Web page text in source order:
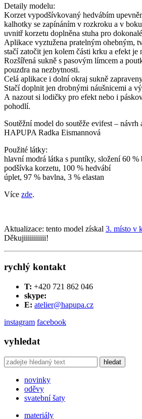
Detaily modelu:
Korzet vypodšívkovaný hedvábím
kalhotky se zapínáním v rozkroku a v
uvnitř korzetu doplněna stuha pro
Aplikace vyztužena pratelným ohebným,
stačí zatočit jen kolem části krku a efekt je
Rozšířená sukně s pasovým límcem a
pouzdra na nezbytnosti.
Celá aplikace i dolní okraj sukně
Stačí doplnit jen drobnými náušnicemi a
A nazout si lodičky pro efekt nebo i
pohodlí.
Soutěžní model do soutěže evifest – návrh
HAPUPA Radka Eismannová
Použité látky:
hlavní modrá látka s puntíky, složení 60
podšívka korzetu, 100 % hedvábí
úplet, 97 % bavlna, 3 % elastan
Více zde.
Aktualizace: tento model získal 3. místo v
Děkujiiiiiiiiiii!
rychlý kontakt
T: +420 721 862 046
skype:
E: atelier@hapupa.cz
instagram facebook
vyhledat
hledat
novinky
oděvy
svatební šaty
materiály